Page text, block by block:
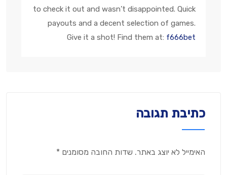
to check it out and wasn’t disappointed. Quick
payouts and a decent selection of games.
Give it a shot! Find them at: f666bet
כתיבת תגובה
האימייל לא יוצג באתר. שדות החובה מסומנים *